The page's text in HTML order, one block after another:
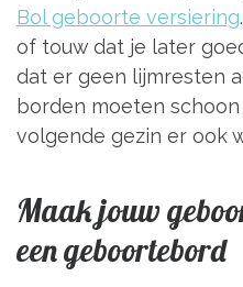
Bol geboorte versiering
of touw dat je later
dat er geen lijmresten
borden moeten
volgende gezin er ook
Maak jouw
een geboortebord